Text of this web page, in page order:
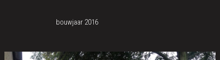
bouwjaar 2016